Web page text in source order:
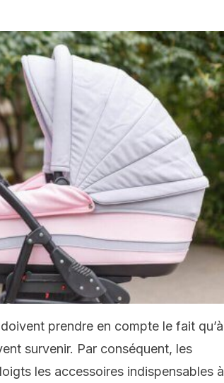
prendre en compte le fait qu’à
survenir. Par conséquent, les
les accessoires indispensables à